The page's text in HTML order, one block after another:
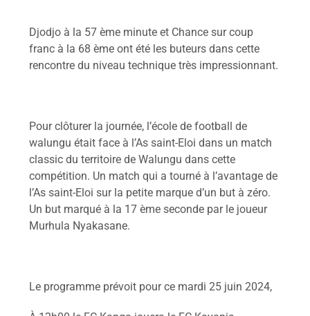
Djodjo à la 57 ème minute et Chance sur coup
franc à la 68 ème ont été les buteurs dans cette
rencontre du niveau technique très impressionnant.
Pour clôturer la journée, l’école de football de
walungu était face à l’As saint-Eloi dans un match
classic du territoire de Walungu dans cette
compétition. Un match qui a tourné à l’avantage de
l’As saint-Eloi sur la petite marque d’un but à zéro.
Un but marqué à la 17 ème seconde par le joueur
Murhula Nyakasane.
Le programme prévoit pour ce mardi 25 juin 2024,